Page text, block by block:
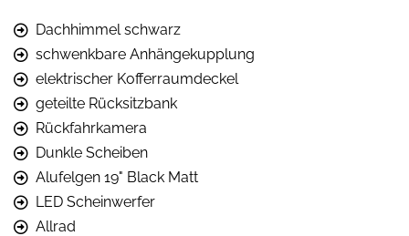
Dachhimmel schwarz
schwenkbare Anhängekupplung
elektrischer Kofferraumdeckel
geteilte Rücksitzbank
Rückfahrkamera
Dunkle Scheiben
Alufelgen 19" Black Matt
LED Scheinwerfer
Allrad